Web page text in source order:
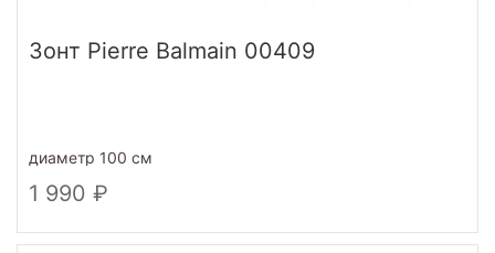
Зонт Pierre Balmain 00409
диаметр 100 см
1 990